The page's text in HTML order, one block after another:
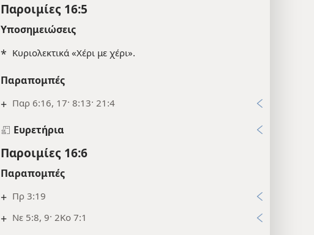
Παροιμίες 16:5
Υποσημειώσεις
* Κυριολεκτικά «Χέρι με χέρι».
Παραπομπές
+ Παρ 6:16, 17· 8:13· 21:4
Ευρετήρια
Παροιμίες 16:6
Παραπομπές
+ Πρ 3:19
+ Νε 5:8, 9· 2Κο 7:1